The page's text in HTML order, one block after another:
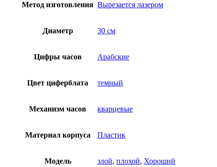
Метод изготовления Вырезается лазером
Диаметр 30 см
Цифры часов Арабские
Цвет циферблата темный
Механизм часов кварцевые
Материал корпуса Пластик
Модель злой, плохой, Хороший